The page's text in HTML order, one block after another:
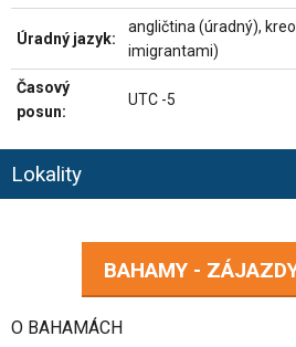
Úradný jazyk:
angličtina (úradný),
imigrantami)
Časový
posun:
UTC -5
Lokality
BAHAMY -
O BAHAMÁCH